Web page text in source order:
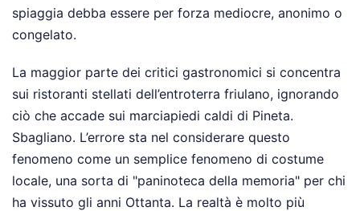
spiaggia debba essere per forza mediocre, anonimo o
congelato.
La maggior parte dei critici gastronomici si concentra
sui ristoranti stellati dell’entroterra friulano, ignorando
ciò che accade sui marciapiedi caldi di Pineta.
Sbagliano. L’errore sta nel considerare questo
fenomeno come un semplice fenomeno di costume
locale, una sorta di "paninoteca della memoria" per chi
ha vissuto gli anni Ottanta. La realtà è molto più